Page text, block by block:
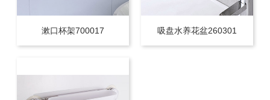
漱口杯架700017 吸盘水养花盆260301